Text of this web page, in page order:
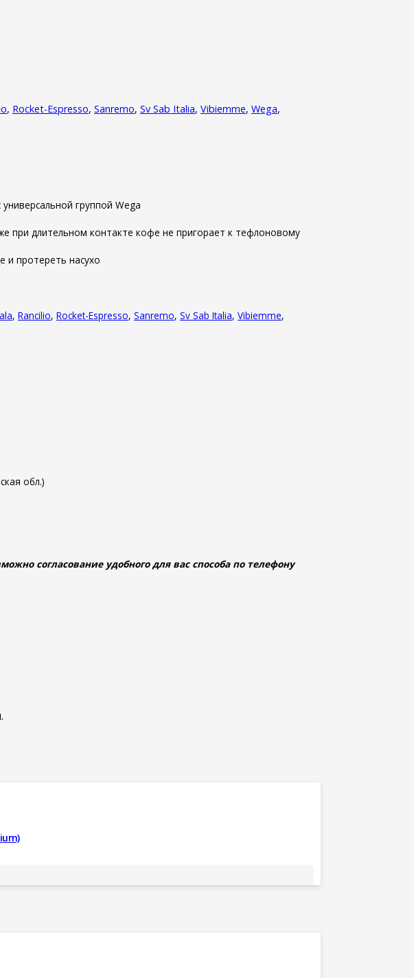
, Rocket-Espresso, Sanremo, Sv Sab Italia, Vibiemme, Wega,
группой Wega
при длительном контакте кофе не пригорает к тефлоновому
и протереть насухо
, Rancilio, Rocket-Espresso, Sanremo, Sv Sab Italia, Vibiemme,
обл.)
согласование удобного для вас способа по телефону